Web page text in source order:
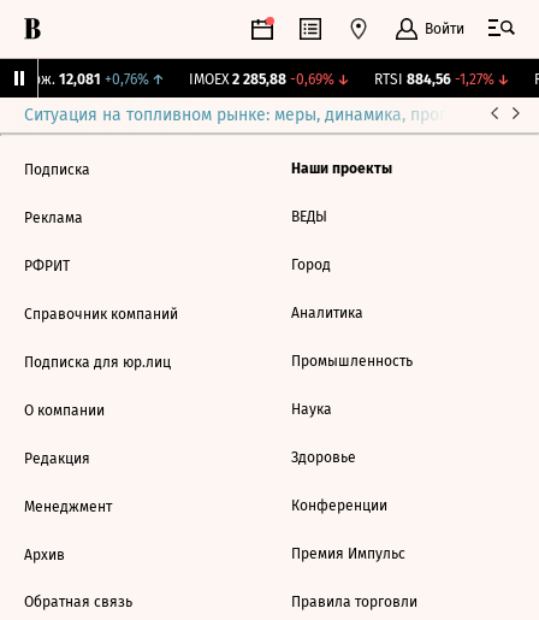
Войти
Бирж. 12,081 +0,76%↑ IMOEX 2 285,88 -0,69%↓ RTSI 884,56 -1,27%↓
Ситуация на топливном рынке: меры, динамика, прогнозы
Подписка
Реклама
РФРИТ
Справочник компаний
Подписка для юр.лиц
О компании
Редакция
Менеджмент
Архив
Обратная связь
Наши проекты
ВЕДЫ
Город
Аналитика
Промышленность
Наука
Здоровье
Конференции
Премия Импульс
Правила торговли